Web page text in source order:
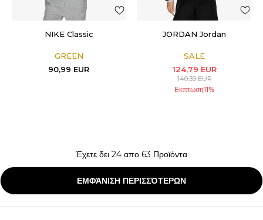
NIKE Classic
GREEN
90,99 EUR
JORDAN Jordan
SALE
124,79 EUR
140,39EUR
Εκπτωση11%
Έχετε δει 24 απο 63 Προϊόντα
ΕΜΦΆΝΙΣΗ ΠΕΡΙΣΣΌΤΕΡΩΝ